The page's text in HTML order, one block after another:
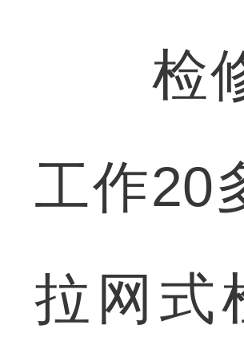
检修
工作20
拉网式